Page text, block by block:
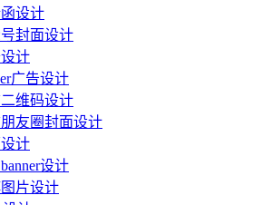
设计
封面设计
计
广告设计
维码设计
友圈封面设计
计
设计
片设计